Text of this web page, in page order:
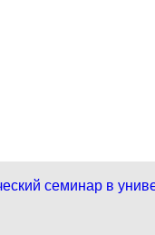
семинар в